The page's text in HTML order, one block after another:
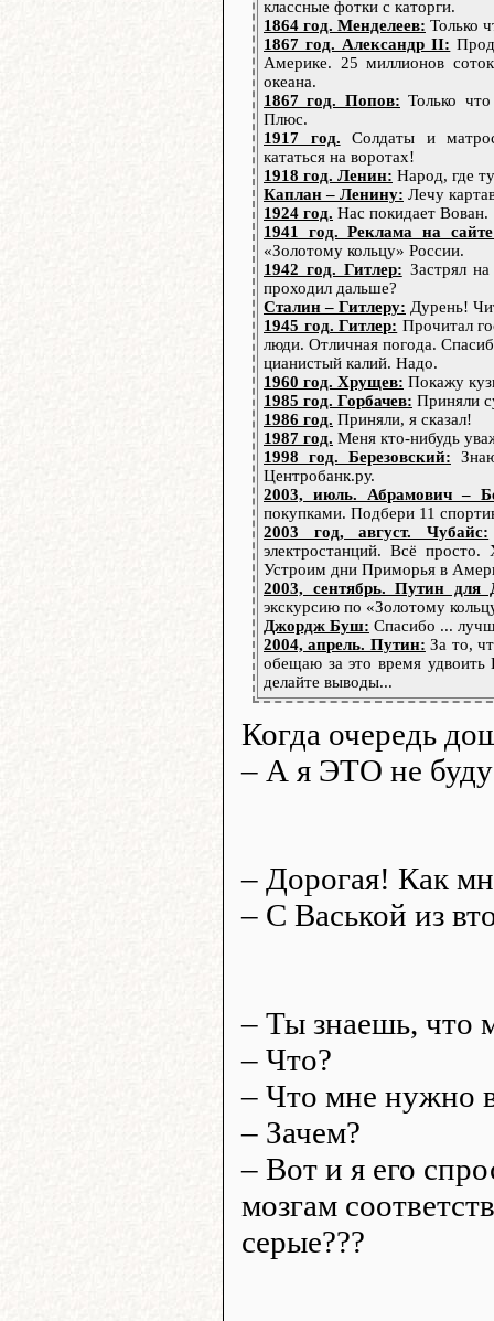
классные фотки с каторги.
1864 год. Менделеев: Только
1867 год. Александр II:
Америке. 25 миллионов
океана.
1867 год. Попов: Только
Плюс.
1917 год. Солдаты и
кататься на воротах!
1918 год. Ленин: Народ, где
Каплан – Ленину: Лечу
1924 год. Нас покидает Вован.
1941 год. Реклама на
«Золотому кольцу» России.
1942 год. Гитлер: Застрял
проходил дальше?
Сталин – Гитлеру: Дурень!
1945 год. Гитлер: Прочитал
люди. Отличная погода.
цианистый калий. Надо.
1960 год. Хрущев: Покажу
1985 год. Горбачев: Приняли
1986 год. Приняли, я сказал!
1987 год. Меня кто-нибудь
1998 год. Березовский:
Центробанк.ру.
2003, июль. Абрамович –
покупками. Подбери 11
2003 год, август. Чубайс:
электростанций. Всё
Устроим дни Приморья в
2003, сентябрь. Путин
экскурсию по «Золотому
Джордж Буш: Спасибо ...
2004, апрель. Путин: За то,
обещаю за это время
делайте выводы...
Когда очередь
– А я ЭТО не
– Дорогая! Как
– С Васькой из
– Ты знаешь, что
– Что?
– Что мне нужно
– Зачем?
– Вот и я его
мозгам
серые???